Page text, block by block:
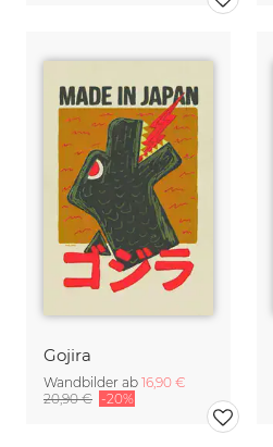
Gojira
Wandbilder ab 16,90 €
20,90 € -20%